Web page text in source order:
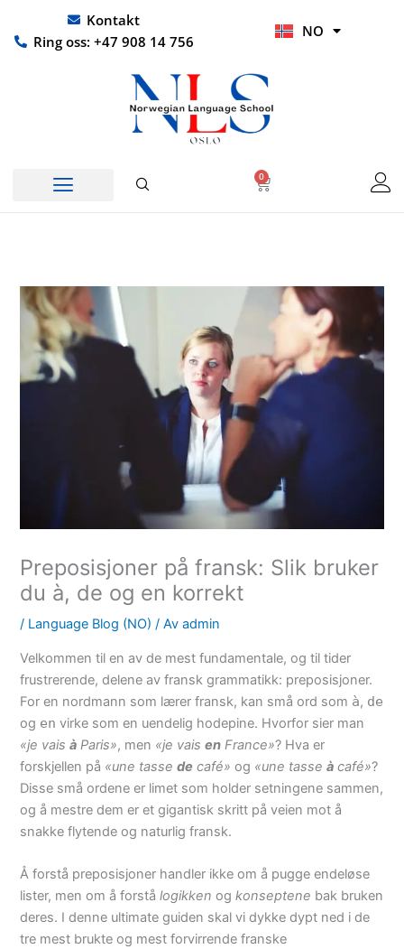
rett
Kontakt
Ring oss: +47 908 14 756
NO
HI
0
Handlekurv
Preposisjoner på fransk: Slik bruker
du à, de og en korrekt
/ Language Blog (NO) / Av admin
Velkommen til en av de mest fundamentale, og til tider
frustrerende, delene av fransk grammatikk: preposisjoner.
For en nordmann som lærer fransk, kan små ord som à, de
og en virke som en uendelig hodepine. Hvorfor sier man
«je vaisà Paris», men «je vaisen France»? Hva er
forskjellen på «une tassede café» og «une tasseà café»?
Disse små ordene er limet som holder setningene sammen,
og å mestre dem er et gigantisk skritt på veien mot å
snakke flytende og naturlig fransk.
Å forstå preposisjoner handler ikke om å pugge endeløse
lister, men om å forstålogikken ogkonseptene bak bruken
deres. I denne ultimate guiden skal vi dykke dypt ned i de
tre mest brukte og mest forvirrende franske